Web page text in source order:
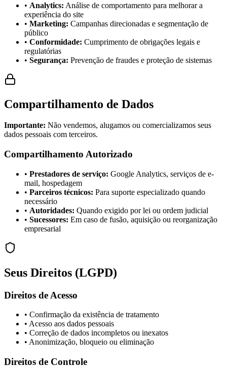
• Analytics: Análise de comportamento para melhorar a
experiência do site
• Marketing: Campanhas direcionadas e segmentação de
público
• Conformidade: Cumprimento de obrigações legais e
regulatórias
• Segurança: Prevenção de fraudes e proteção de sistemas
Compartilhamento de Dados
Importante: Não vendemos, alugamos ou comercializamos seus
dados pessoais com terceiros.
Compartilhamento Autorizado
• Prestadores de serviço: Google Analytics, serviços de e-
mail, hospedagem
• Parceiros técnicos: Para suporte especializado quando
necessário
• Autoridades: Quando exigido por lei ou ordem judicial
• Sucessores: Em caso de fusão, aquisição ou reorganização
empresarial
Seus Direitos (LGPD)
Direitos de Acesso
• Confirmação da existência de tratamento
• Acesso aos dados pessoais
• Correção de dados incompletos ou inexatos
• Anonimização, bloqueio ou eliminação
Direitos de Controle